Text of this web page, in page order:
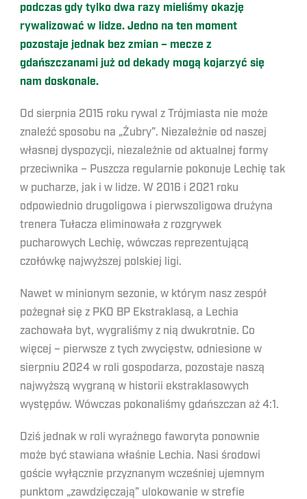
podczas gdy tylko dwa razy mieliśmy okazję
rywalizować w lidze. Jedno na ten moment
pozostaje jednak bez zmian – mecze z
gdańszczanami już od dekady mogą kojarzyć się
nam doskonale.
Od sierpnia 2015 roku rywal z Trójmiasta nie może
znaleźć sposobu na „Żubry”. Niezależnie od naszej
własnej dyspozycji, niezależnie od aktualnej formy
przeciwnika – Puszcza regularnie pokonuje Lechię tak
w pucharze, jak i w lidze. W 2016 i 2021 roku
odpowiednio drugoligowa i pierwszoligowa drużyna
trenera Tułacza eliminowała z rozgrywek
pucharowych Lechię, wówczas reprezentującą
czołówkę najwyższej polskiej ligi.
Nawet w minionym sezonie, w którym nasz zespół
pożegnał się z PKO BP Ekstraklasą, a Lechia
zachowała byt, wygraliśmy z nią dwukrotnie. Co
więcej – pierwsze z tych zwycięstw, odniesione w
sierpniu 2024 w roli gospodarza, pozostaje naszą
najwyższą wygraną w historii ekstraklasowych
występów. Wówczas pokonaliśmy gdańszczan aż 4:1.
Dziś jednak w roli wyraźnego faworyta ponownie
może być stawiana właśnie Lechia. Nasi środowi
goście wyłącznie przyznanym wcześniej ujemnym
punktom „zawdzięczają” ulokowanie w strefie